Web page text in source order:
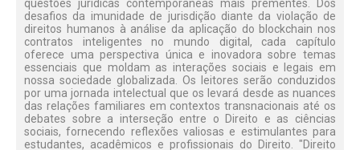
questões jurídicas contemporâneas mais prementes. Dos
desafios da imunidade de jurisdição diante da violação de
direitos humanos à análise da aplicação do blockchain nos
contratos inteligentes no mundo digital, cada capítulo
oferece uma perspectiva única e inovadora sobre temas
essenciais que moldam as interações sociais e legais em
nossa sociedade globalizada. Os leitores serão conduzidos
por uma jornada intelectual que os levará desde as nuances
das relações familiares em contextos transnacionais até os
debates sobre a interseção entre o Direito e as ciências
sociais, fornecendo reflexões valiosas e estimulantes para
estudantes, acadêmicos e profissionais do Direito. "Direito